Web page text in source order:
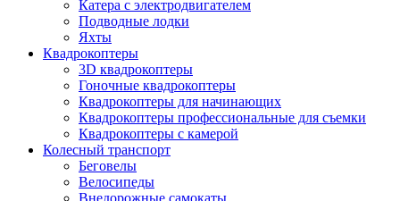
Катера с электродвигателем
Подводные лодки
Яхты
Квадрокоптеры
3D квадрокоптеры
Гоночные квадрокоптеры
Квадрокоптеры для начинающих
Квадрокоптеры профессиональные для съемки
Квадрокоптеры с камерой
Колесный транспорт
Беговелы
Велосипеды
Внедорожные самокаты